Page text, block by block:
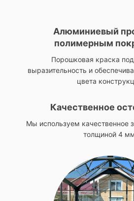
Алюминиевый
полимерным
Порошковая краска
выразительность и
цвета
Качественное
Мы используем качественное
толщиной 4